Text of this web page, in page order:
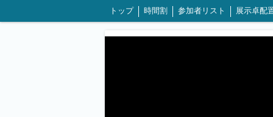
トップ 時間割 参加者リスト 展示卓配